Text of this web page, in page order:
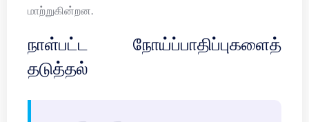
மாற்றுகின்றன.
நாள்பட்ட நோய்ப்பாதிப்புகளைத்
தடுத்தல்